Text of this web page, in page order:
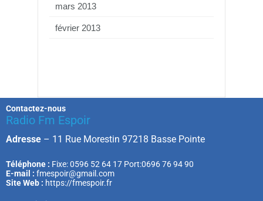
mars 2013
février 2013
Contactez-nous
Radio Fm Espoir
Adresse – 11 Rue Morestin 97218 Basse Pointe
Téléphone : Fixe: 0596 52 64 17 Port:0696 76 94 90
E-mail : fmespoir@gmail.com
Site Web : https://fmespoir.fr